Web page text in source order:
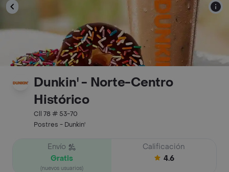
Dunkin' - Norte-Centro
Histórico
Cll 78 # 53-70
Postres - Dunkin'
Envío
Gratis
(nuevos usuarios)
Calificación
4.6